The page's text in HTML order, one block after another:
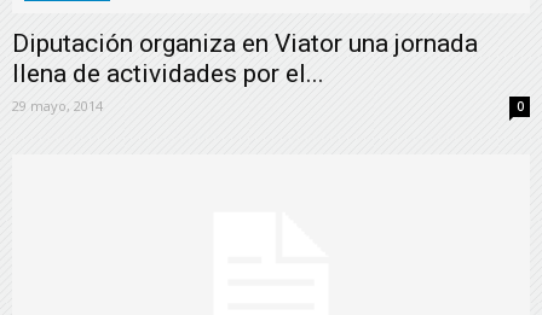
Diputación organiza en Viator una jornada
llena de actividades por el...
29 mayo, 2014 0